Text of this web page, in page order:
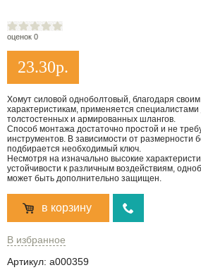
оценок 0
23.30р.
Хомут силовой одноболтовый, благодаря своим
характеристикам, применяется
толстостенных и армированных шлангов.
Способ монтажа достаточно простой и не
инструментов. В зависимости от размерности
подбирается необходимый ключ.
Несмотря на изначально высокие
устойчивости к различным воздействиям,
может быть дополнительно защищен.
в корзину
В избранное
Артикул: a000359